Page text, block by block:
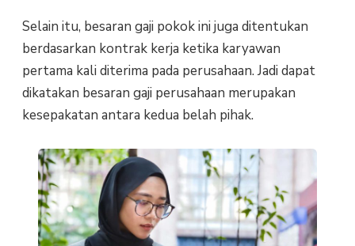
Selain itu, besaran gaji pokok ini juga ditentukan
berdasarkan kontrak kerja ketika karyawan
pertama kali diterima pada perusahaan. Jadi dapat
dikatakan besaran gaji perusahaan merupakan
kesepakatan antara kedua belah pihak.